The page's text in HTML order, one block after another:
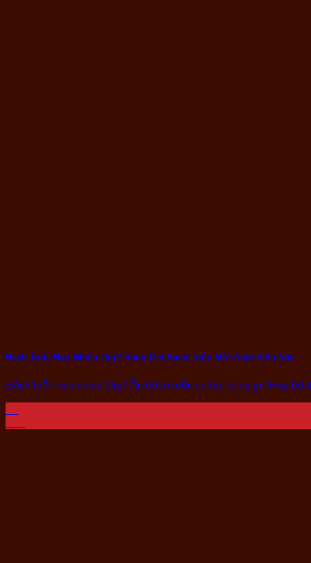
Bạch Tuộc Bao Nhiêu 1kg? Bảng Giá Bạch Tuộc Mới Nhất Hiện Nay
Bạch tuộc bao nhiêu 1kg? Ăn bạch tuộc có tác dụng gì? Hay